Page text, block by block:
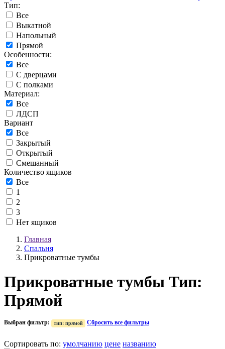
Тип:
Все
Выкатной
Напольный
Прямой
Особенности:
Все
С дверцами
С полками
Материал:
Все
ЛДСП
Вариант
Все
Закрытый
Открытый
Смешанный
Количество ящиков
Все
1
2
3
Нет ящиков
Главная
Спальня
Прикроватные тумбы
Прикроватные тумбы Тип:
Прямой
Выбран фильтр: тип: прямой Сбросить все фильтры
Сортировать по: умолчанию цене названию